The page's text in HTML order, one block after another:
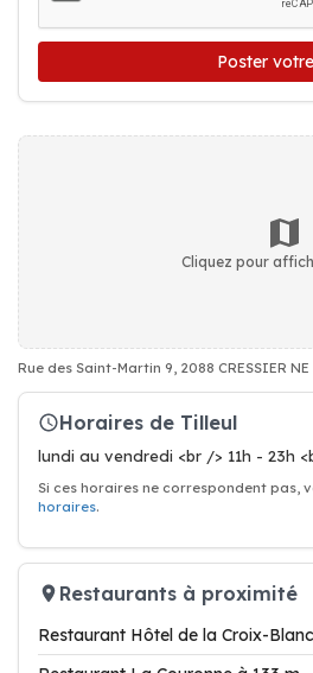
Poster
Cliquez pour
Rue des Saint-Martin 9, 2088 CRESSIER NE
Horaires de Tilleul
lundi au vendredi <br /> 11h - 23h
Si ces horaires ne correspondent pas,
horaires.
Restaurants à proximité
Restaurant Hôtel de la Croix-